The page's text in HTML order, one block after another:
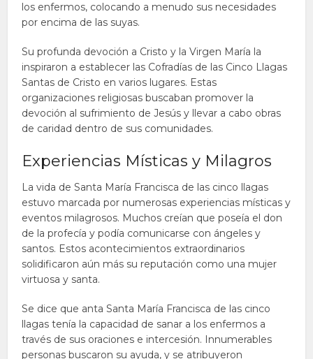
los enfermos, colocando a menudo sus necesidades
por encima de las suyas.
Su profunda devoción a Cristo y la Virgen María la
inspiraron a establecer las Cofradías de las Cinco Llagas
Santas de Cristo en varios lugares. Estas
organizaciones religiosas buscaban promover la
devoción al sufrimiento de Jesús y llevar a cabo obras
de caridad dentro de sus comunidades.
Experiencias Místicas y Milagros
La vida de Santa María Francisca de las cinco llagas
estuvo marcada por numerosas experiencias místicas y
eventos milagrosos. Muchos creían que poseía el don
de la profecía y podía comunicarse con ángeles y
santos. Estos acontecimientos extraordinarios
solidificaron aún más su reputación como una mujer
virtuosa y santa.
Se dice que anta Santa María Francisca de las cinco
llagas tenía la capacidad de sanar a los enfermos a
través de sus oraciones e intercesión. Innumerables
personas buscaron su ayuda, y se atribuyeron